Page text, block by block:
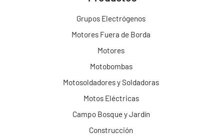
Grupos Electrógenos
Motores Fuera de Borda
Motores
Motobombas
Motosoldadores y Soldadoras
Motos Eléctricas
Campo Bosque y Jardín
Construcción